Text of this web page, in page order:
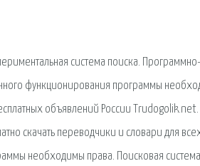
система поиска. Программно-
функционирования программы
объявлений России Trudogolik.net.
скачать переводчики и словари для
необходимы права. Поисковая